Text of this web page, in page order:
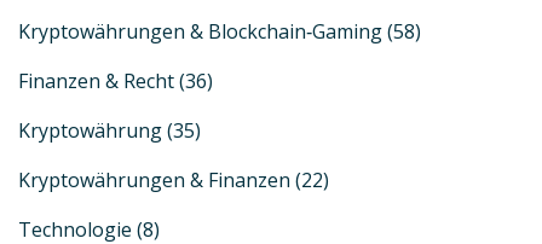
Kryptowährungen & Blockchain‑Gaming(58)
Finanzen & Recht(36)
Kryptowährung(35)
Kryptowährungen & Finanzen (22)
Technologie (8)